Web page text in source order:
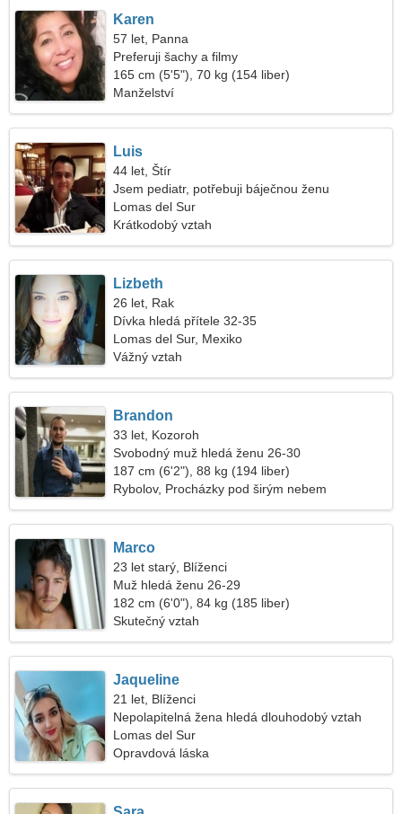
Karen
57 let, Panna
Preferuji šachy a filmy
165 cm (5'5"), 70 kg (154 liber)
Manželství
Luis
44 let, Štír
Jsem pediatr, potřebuji báječnou ženu
Lomas del Sur
Krátkodobý vztah
Lizbeth
26 let, Rak
Dívka hledá přítele 32-35
Lomas del Sur, Mexiko
Vážný vztah
Brandon
33 let, Kozoroh
Svobodný muž hledá ženu 26-30
187 cm (6'2"), 88 kg (194 liber)
Rybolov, Procházky pod širým nebem
Marco
23 let starý, Blíženci
Muž hledá ženu 26-29
182 cm (6'0"), 84 kg (185 liber)
Skutečný vztah
Jaqueline
21 let, Blíženci
Nepolapitelná žena hledá dlouhodobý vztah
Lomas del Sur
Opravdová láska